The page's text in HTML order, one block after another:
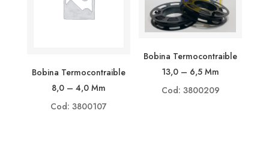
Bobina Termocontraible
8,0 – 4,0 Mm
Cod: 3800107
Bobina Termocontraible
13,0 – 6,5 Mm
Cod: 3800209